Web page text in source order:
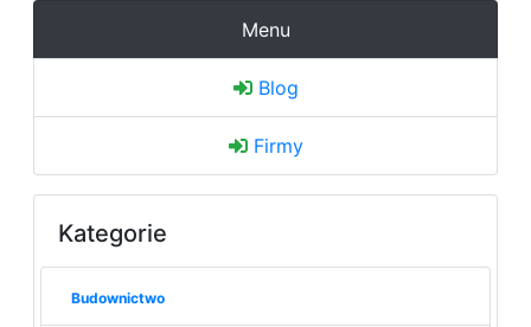
Menu
Blog
Firmy
Kategorie
Budownictwo